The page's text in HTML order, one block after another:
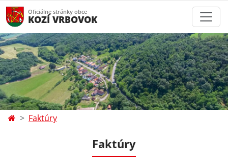
Oficiálne stránky obce
KOZÍ VRBOVOK
Faktúry
Faktúry